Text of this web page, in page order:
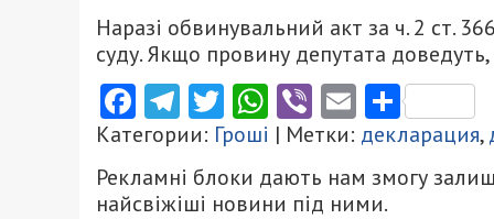
Наразі обвинувальний акт за ч. 2 ст.
суду. Якщо провину депутата
Facebook
Telegram
Twitter
WhatsApp
ViberEmail
Категории: Гроші | Метки: декларация,
Рекламні блоки дають нам змогу
найсвіжіші новини під ними.